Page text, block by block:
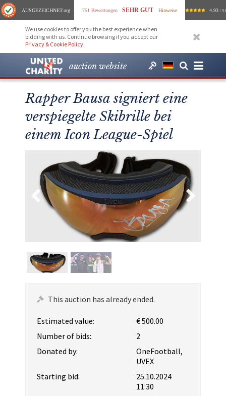
AUSGEZEICHNET.org 751 Bewertungen SEHR GUT Hinweise 4.93 /
We use cookies to offer you the best experience when
bidding with us. Continue browsing if you accept our
Privacy & Cookie Policy.
auction website
Rapper Bausa signiert eine
verspiegelte Skibrille bei
einem Icon League-Spiel
This auction has already ended.
Estimated value:
€ 500.00
Number of bids:
2
Donated by:
OneFootball,
UVEX
Starting bid:
25.10.2024
11:30